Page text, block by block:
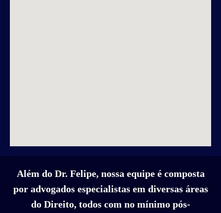
Além do Dr. Felipe, nossa equipe é composta
por advogados especialistas em diversas áreas
do Direito, todos com no mínimo pós-